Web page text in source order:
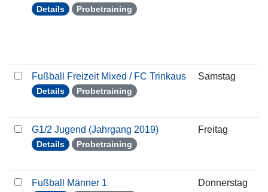
Details Probetraining
Fußball Freizeit Mixed / FC Trinkaus
Details Probetraining
Samstag
G1/2 Jugend (Jahrgang 2019)
Details Probetraining
Freitag
Fußball Männer 1 Donnerstag